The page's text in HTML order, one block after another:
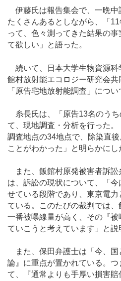
伊藤氏は報告集会で、一晩中
たくさんあるとしながら、「
って、色々測ってきた結果の
て欲しい」と語った。
続いて、日本大学生物資源科
館村放射能エコロジー研究会共
「原告宅地放射能調査」につ
糸長氏は、「原告13名のうち
て、現地調査・分析を行った
調査地点の34地点で、除染直
ことがわかった」と明らかにし
また、飯館村原発被害者訴訟
は、訴訟の現状について、「
せている段階であり、東京電
ている。このたびの裁判では
一番被曝線量が高く、その『被
ていこうと考えています」と説
また、保田弁護士は「今、国
論』に重点が置かれている。
て、『通常よりも手厚い損害